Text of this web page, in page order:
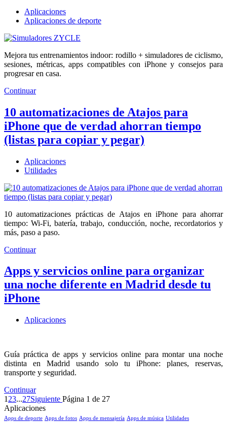
Aplicaciones
Aplicaciones de deporte
Mejora tus entrenamientos indoor: rodillo + simuladores de ciclismo,
sesiones, métricas, apps compatibles con iPhone y consejos para
progresar en casa.
Continuar
10 automatizaciones de Atajos para
iPhone que de verdad ahorran tiempo
(listas para copiar y pegar)
Aplicaciones
Utilidades
10 automatizaciones prácticas de Atajos en iPhone para ahorrar
tiempo: Wi‑Fi, batería, trabajo, conducción, noche, recordatorios y
más, paso a paso.
Continuar
Apps y servicios online para organizar
una noche diferente en Madrid desde tu
iPhone
Aplicaciones
Guía práctica de apps y servicios online para montar una noche
distinta en Madrid usando solo tu iPhone: planes, reservas,
transporte y seguridad.
Continuar
1 23...27Siguiente Página 1 de 27
Aplicaciones
Apps de deporte Apps de fotos Apps de mensajería Apps de música Utilidades